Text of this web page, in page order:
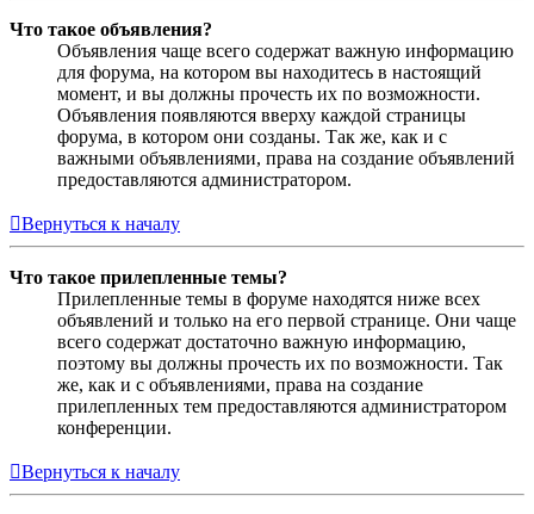
Что такое объявления?
Объявления чаще всего содержат важную информацию
для форума, на котором вы находитесь в настоящий
момент, и вы должны прочесть их по возможности.
Объявления появляются вверху каждой страницы
форума, в котором они созданы. Так же, как и с
важными объявлениями, права на создание объявлений
предоставляются администратором.
Вернуться к началу
Что такое прилепленные темы?
Прилепленные темы в форуме находятся ниже всех
объявлений и только на его первой странице. Они чаще
всего содержат достаточно важную информацию,
поэтому вы должны прочесть их по возможности. Так
же, как и с объявлениями, права на создание
прилепленных тем предоставляются администратором
конференции.
Вернуться к началу